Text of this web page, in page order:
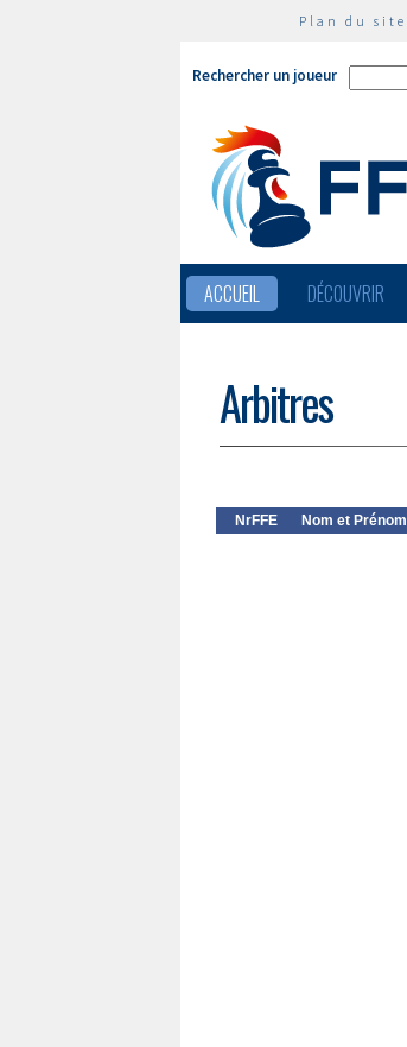
Plan du site
Rechercher un joueur
ACCUEIL DÉCOUVRIR
Arbitres
NrFFE Nom et Prénom